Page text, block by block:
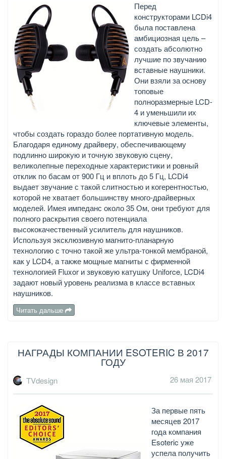
Перед
конструкторами LCDi4
была поставлена
амбициозная цель –
создать абсолютно
лучшие по звучанию
вставные наушники.
Они взяли за основу
топовые
полноразмерные LCD-
4 и уменьшили их
ключевые элементы,
чтобы создать гораздо более портативную модель.
Благодаря единому драйверу, обеспечивающему
подлинно широкую и точную звуковую сцену,
великолепные переходные характеристики и ровный
отклик по басам от 900 Гц и вплоть до 5 Гц, LCDi4
выдает звучание с такой слитностью и когерентностью,
которой не хватает большинству много-драйверных
моделей. Имея импеданс около 35 Ом, они требуют для
полного раскрытия своего потенциала
высококачественный усилитель для наушников.
Используя эксклюзивную магнито-планарную
технологию с точно такой же ультра-тонкой мембраной,
как у LCD4, а также мощные магниты с фирменной
технологией Fluxor и звуковую катушку Uniforce, LCDi4
задают новый уровень реализма в классе вставных
наушников.
Читать дальше
НАГРАДЫ КОМПАНИИ ESOTERIC В 2017
ГОДУ
TVdesign 26 мая 2017
За первые пять
месяцев 2017
года компания
Esoteric уже
успела получить